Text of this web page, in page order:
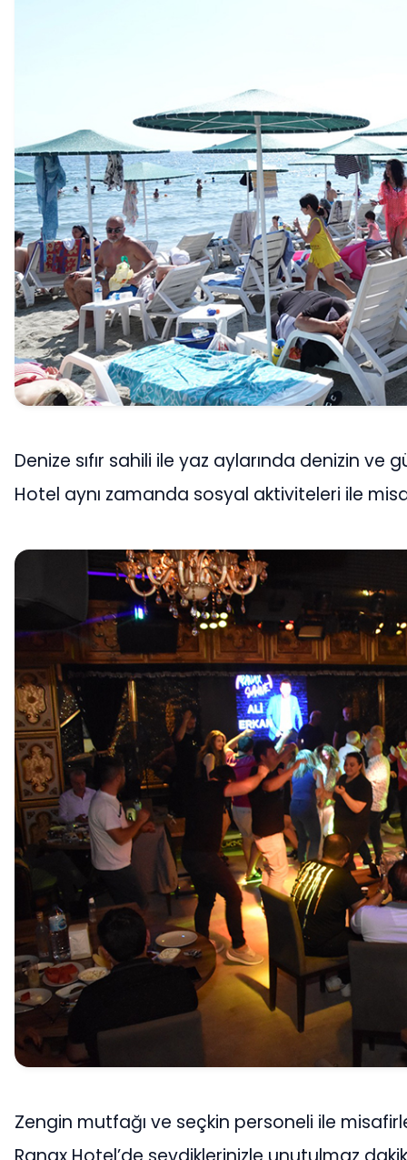
Denize sıfır sahili ile yaz aylarında denizin ve
Hotel aynı zamanda sosyal aktiviteleri ile
Zengin mutfağı ve seçkin personeli ile